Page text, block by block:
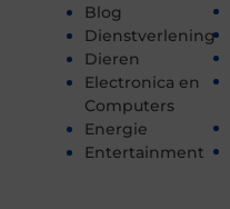
Blog
Dienstverlening
Dieren
Electronica en
Computers
Energie
Entertainment